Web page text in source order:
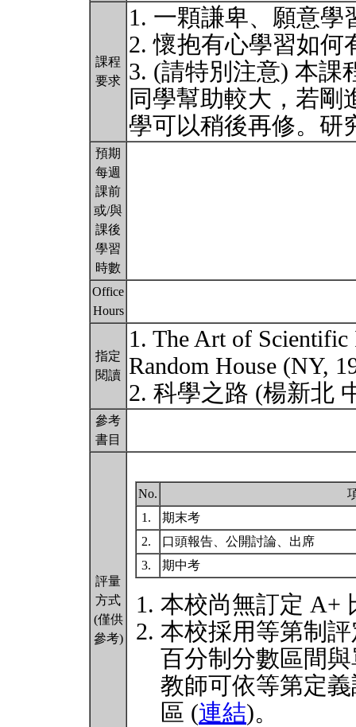
課程
要求
1. 一顆謙卑、願意
2. 懷抱有心學習如何
3. (請特別注意) 本課
同學幫助較大，若剛
學可以稍後再修。
預期
每週
課前
或/與
課後
學習
時數
Office
Hours
指定
閱讀
1. The Art of
Random House (NY,
2. 科學之路 (楊新北
參考
書目
評量
方式
(僅供
參考)
No.
1.
期末考
2.
口頭報告、公開討論、出席
3.
期中考
本校尚無訂定 A+
本校採用等第制
百分制分數區間
教師可依等第定
區 (連結)。